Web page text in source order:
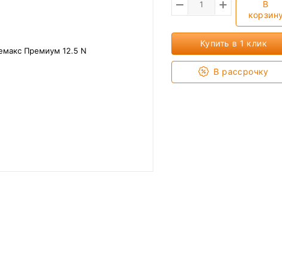
В
Купить в 1 клик
В рассрочку